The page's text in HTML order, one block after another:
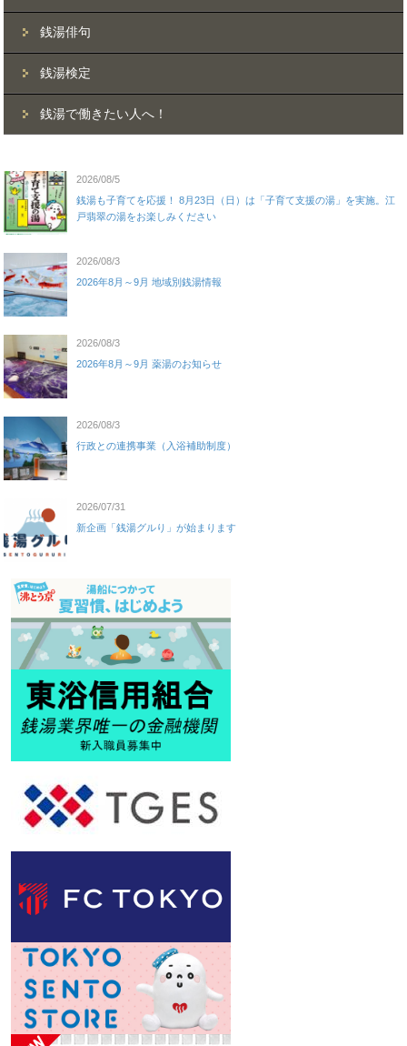
銭湯俳句
銭湯検定
銭湯で働きたい人へ！
2026/08/5
銭湯も子育てを応援！ 8月23日（日）は「子育て支援の湯」を実施。江
戸翡翠の湯をお楽しみください
2026/08/3
2026年8月～9月 地域別銭湯情報
2026/08/3
2026年8月～9月 薬湯のお知らせ
2026/08/3
行政との連携事業（入浴補助制度）
2026/07/31
新企画「銭湯グルり」が始まります